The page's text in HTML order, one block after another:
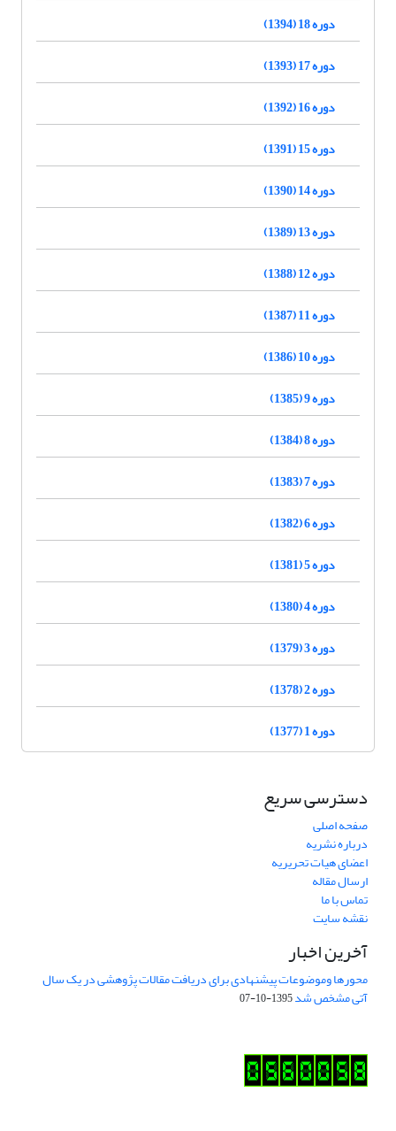
دوره 18 (1394)
دوره 17 (1393)
دوره 16 (1392)
دوره 15 (1391)
دوره 14 (1390)
دوره 13 (1389)
دوره 12 (1388)
دوره 11 (1387)
دوره 10 (1386)
دوره 9 (1385)
دوره 8 (1384)
دوره 7 (1383)
دوره 6 (1382)
دوره 5 (1381)
دوره 4 (1380)
دوره 3 (1379)
دوره 2 (1378)
دوره 1 (1377)
دسترسی سریع
صفحه اصلی
درباره نشریه
اعضای هیات تحریریه
ارسال مقاله
تماس با ما
نقشه سایت
آخرین اخبار
محورها وموضوعات پیشنهادی برای دریافت مقالات پژوهشی در یک سال
آتی مشخص شد1395-10-07